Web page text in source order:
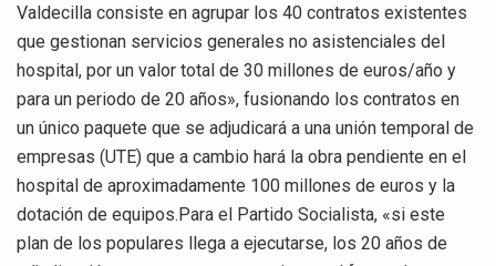
Valdecilla consiste en agrupar los 40 contratos existentes
que gestionan servicios generales no asistenciales del
hospital, por un valor total de 30 millones de euros/año y
para un periodo de 20 años», fusionando los contratos en
un único paquete que se adjudicará a una unión temporal de
empresas (UTE) que a cambio hará la obra pendiente en el
hospital de aproximadamente 100 millones de euros y la
dotación de equipos.Para el Partido Socialista, «si este
plan de los populares llega a ejecutarse, los 20 años de